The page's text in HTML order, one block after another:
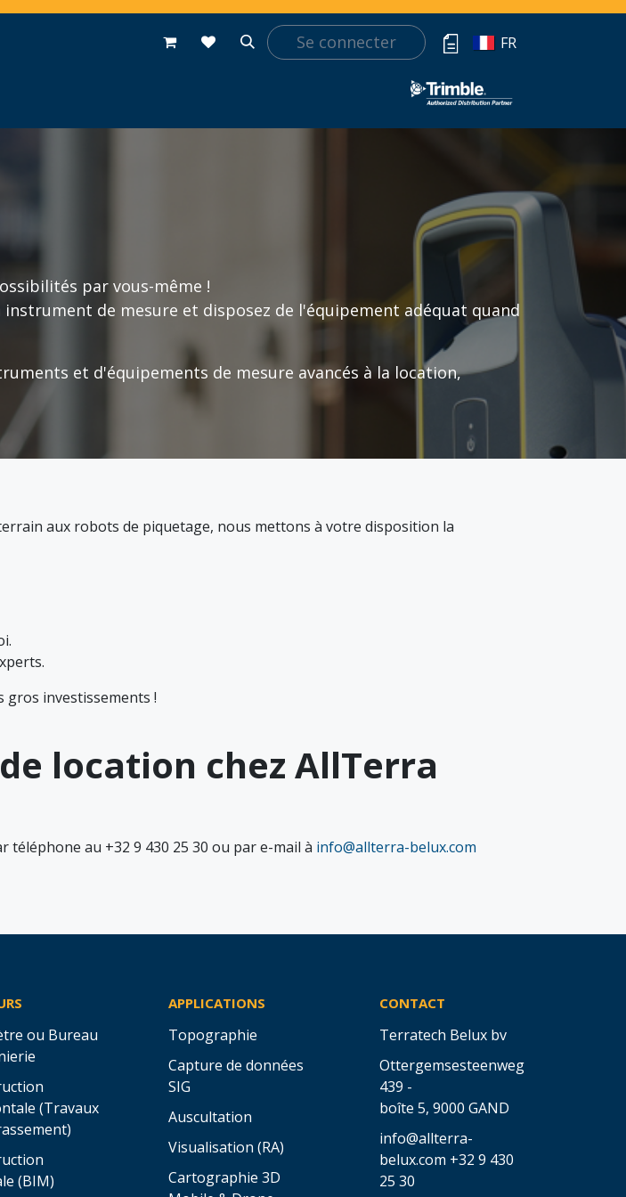
Actualités Contact Se connecter FR
par vous-même !
de mesure et disposez de l'équipement adéquat quand
et d'équipements de mesure avancés à la location,
aux robots de piquetage, nous mettons à votre disposition la
investissements !
location chez AllTerra
au +32 9 430 25 30 ou par e-mail à info@allterra-belux.com
ou Bureau
(Travaux
(BIM)
APPLICATIONS
Topographie
Capture de données
SIG
Auscultation
Visualisation (RA)
Cartographie 3D
CONTACT
Terratech Belux bv
Ottergemsesteenweg
439 -
boîte 5, 9000 GAND
info@allterra-
belux.com +32 9 430
25 30